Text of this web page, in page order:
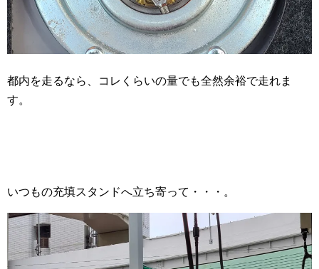
都内を走るなら、コレくらいの量でも全然余裕で走れま
す。
いつもの充填スタンドへ立ち寄って・・・。